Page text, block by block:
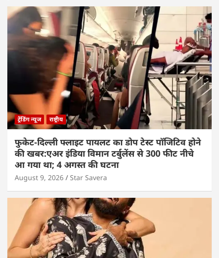
ट्रेंडिंग न्यूज राष्ट्रीय
फुकेट-दिल्ली फ्लाइट पायलट का डोप टेस्ट पॉजिटिव होने
की खबर:एअर इंडिया विमान टर्बुलेंस से 300 फीट नीचे
आ गया था; 4 अगस्त की घटना
August 9, 2026 Star Savera